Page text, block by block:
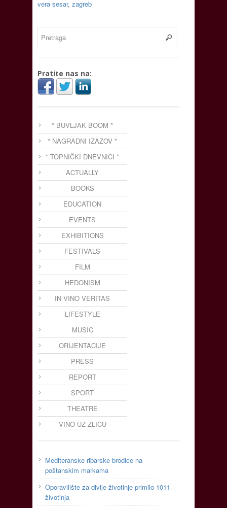
vera sesar, zagreb
Pratite nas na:
* BUVLJAK BOOM *
* NAGRADNI IZAZOV *
* TOPNIČKI DNEVNICI *
ACTUALLY
BOOKS
EDUCATION
EVENTS
EXHIBITIONS
FESTIVALS
FILM
HEDONISM
IN VINO VERITAS
LIFESTYLE
MUSIC
ORIJENTACIJE
PRESS
REPORT
SPORT
THEATRE
VINO UZ ŽLICU
Mediteranske ribarske brodice na
poštanskim markama
Oporavilište za divlje životinje primilo 1011
životinja